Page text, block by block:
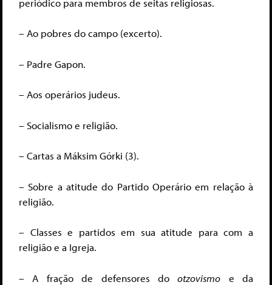
periódico para membros de seitas religiosas.
– Ao pobres do campo (excerto).
– Padre Gapon.
– Aos operários judeus.
– Socialismo e religião.
– Cartas a Máksim Górki (3).
– Sobre a atitude do Partido Operário em relação à
religião.
– Classes e partidos em sua atitude para com a
religião e a Igreja.
– A fração de defensores dootzovismo e da